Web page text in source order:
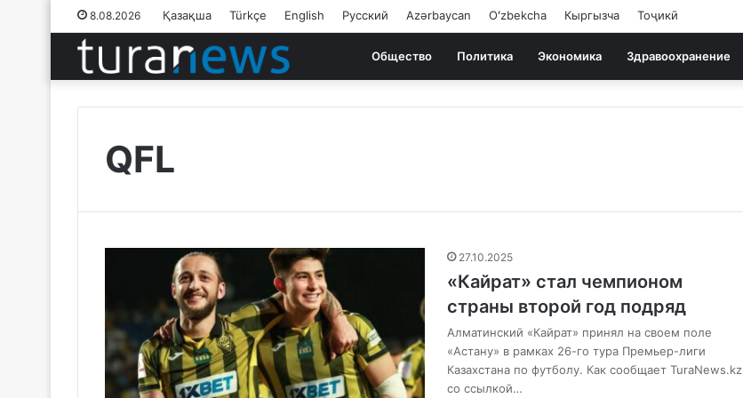
8.08.2026 Қазақша Türkçe English Русский Azərbaycan Oʻzbekcha Кыргызча Тоҷикӣ
Общество Политика Экономика Здравоохранение
QFL
27.10.2025
«Кайрат» стал чемпионом
страны второй год подряд
Алматинский «Кайрат» принял на своем поле
«Астану» в рамках 26-го тура Премьер-лиги
Казахстана по футболу. Как сообщает TuraNews.kz
со ссылкой…